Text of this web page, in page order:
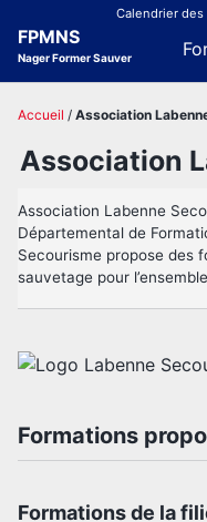
primary
content
footer
Calendrier
FPMNS
Nager Former Sauver
Accueil / Association
Association
Association Labenne
Départemental de
Secourisme propose des
sauvetage pour
Formations
Formations de la